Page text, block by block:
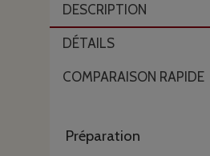
DESCRIPTION
DÉTAILS
COMPARAISON RAPIDE
Préparation